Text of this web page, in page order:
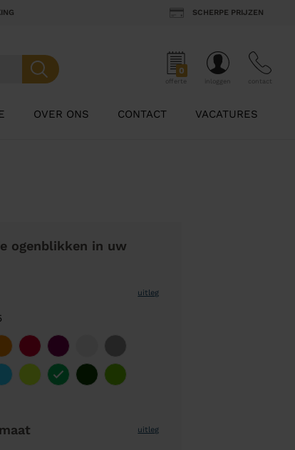
SCHERPE PRIJZEN
0
offerte inloggen contact
OVER ONS CONTACT VACATURES
ogenblikken in uw
uitleg
uitleg